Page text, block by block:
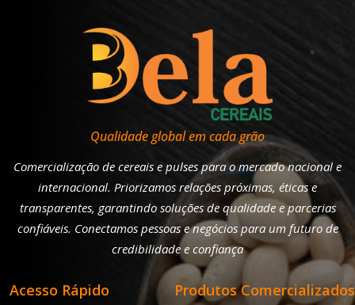
Qualidade global em cada grão
Comercialização de cereais e pulses para o mercado nacional e
internacional. Priorizamos relações próximas, éticas e
transparentes, garantindo soluções de qualidade e parcerias
confiáveis. Conectamos pessoas e negócios para um futuro de
credibilidade e confiança
Acesso Rápido Produtos Comercializados